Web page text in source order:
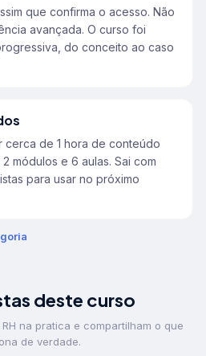
que confirma o acesso. Não
avançada. O curso foi
do conceito ao caso
cerca de 1 hora de conteúdo
módulos e 6 aulas. Sai com
para usar no próximo
deste curso
na pratica e compartilham o que
de verdade.